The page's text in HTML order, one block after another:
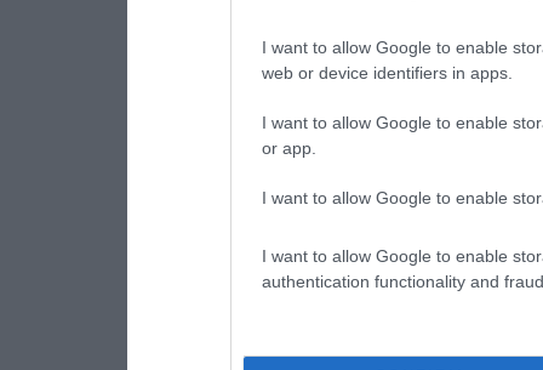
I want to allow Google to enable
web or device identifiers in apps.
I want to allow Google to enable
or app.
I want to allow Google to enable
I want to allow Google to enable
authentication functionality and